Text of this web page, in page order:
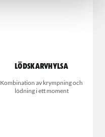
Lödskarvhylsa
Kombination av krympning och
lödning i ett moment